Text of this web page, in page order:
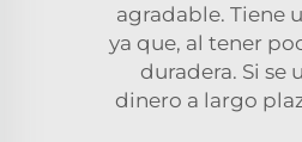
agradable. Tiene
ya que, al tener
duradera. Si se
dinero a largo